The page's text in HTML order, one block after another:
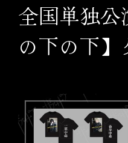
全国単独
の下の下